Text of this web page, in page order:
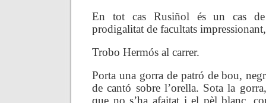
En tot cas Rusiñol és un cas de
prodigalitat de facultats impressionant,
Trobo Hermós al carrer.
Porta una gorra de patró de bou,
de cantó sobre l’orella. Sota la
que no s’ha afaitat i el pèl blanc,